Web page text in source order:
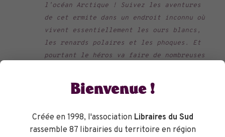
l’océan Arctique ! Suivez les aventures
de cet ermite dans un endroit inconnu où
vivent essentiellement les ours blancs,
les renards polaires et les phoques. Et
pourtant le héros va faire de nombreuses
grandioses. Un livre sur la solitude,
l’acceptation de soi, la recherche d’un
authentique. Un premier roman qui
remplira votre soif d’évasion. Coup de
Bienvenue !
Créée en 1998, l'association Libraires du Sud
rassemble 87 librairies du territoire en région